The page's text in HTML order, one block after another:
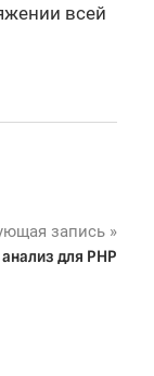
всей
запись
для PHP